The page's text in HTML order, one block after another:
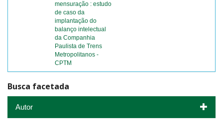
mensuração : estudo
de caso da
implantação do
balanço intelectual
da Companhia
Paulista de Trens
Metropolitanos -
CPTM
Busca facetada
Autor